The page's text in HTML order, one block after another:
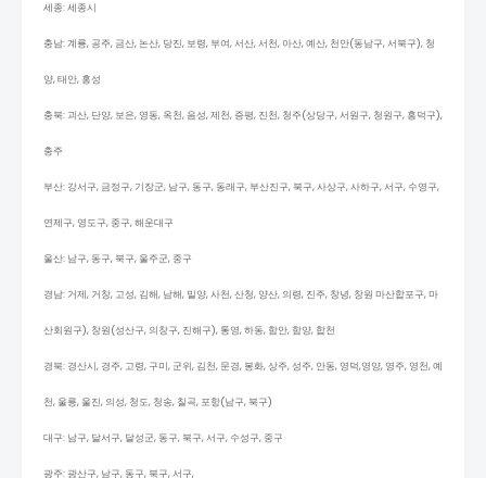
세종: 세종시
충남: 계룡, 공주, 금산, 논산, 당진, 보령, 부여, 서산, 서천, 아산, 예산, 천안(동남구, 서북구), 청
양, 태안, 홍성
충북: 괴산, 단양, 보은, 영동, 옥천, 음성, 제천, 증평, 진천, 청주(상당구, 서원구, 청원구, 흥덕구),
충주
부산: 강서구, 금정구, 기장군, 남구, 동구, 동래구, 부산진구, 북구, 사상구, 사하구, 서구, 수영구,
연제구, 영도구, 중구, 해운대구
울산: 남구, 동구, 북구, 울주군, 중구
경남: 거제, 거창, 고성, 김해, 남해, 밀양, 사천, 산청, 양산, 의령, 진주, 창녕, 창원 마산합포구, 마
산회원구), 창원(성산구, 의창구, 진해구), 통영, 하동, 함안, 함양, 합천
경북: 경산시, 경주, 고령, 구미, 군위, 김천, 문경, 봉화, 상주, 성주, 안동, 영덕,영양, 영주, 영천, 예
천, 울릉, 울진, 의성, 청도, 청송, 칠곡, 포항(남구, 북구)
대구: 남구, 달서구, 달성군, 동구, 북구, 서구, 수성구, 중구
광주: 광산구, 남구, 동구, 북구, 서구,